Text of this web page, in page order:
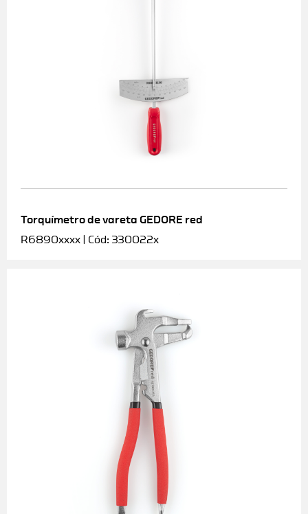
Torquímetro de vareta GEDORE red
R6890xxxx | Cód: 330022x